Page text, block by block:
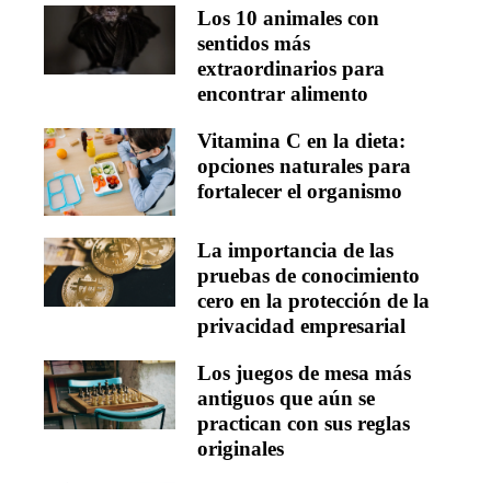
Los 10 animales con
sentidos más
extraordinarios para
encontrar alimento
Vitamina C en la dieta:
opciones naturales para
fortalecer el organismo
La importancia de las
pruebas de conocimiento
cero en la protección de la
privacidad empresarial
Los juegos de mesa más
antiguos que aún se
practican con sus reglas
originales